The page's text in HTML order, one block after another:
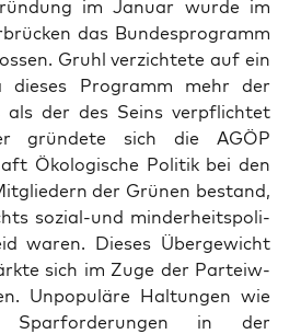
im Jan­u­ar wurde im
das Bun­de­spro­gramm
Gruhl verzichtete auf ein
dieses Pro­gramm mehr der
als der des Seins verpflichtet
grün­dete sich die AGÖP
Ökol­o­gis­che Poli­tik bei den
der Grü­nen bestand,
sozial-und min­der­heit­spoli­
waren. Dieses Übergewicht
sich im Zuge der Partei­w­
Unpop­uläre Hal­tun­gen wie
Spar­forderun­gen in der